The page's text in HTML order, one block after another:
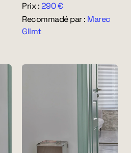
Prix :290 €
Recommadé par : Marec
Gllmt